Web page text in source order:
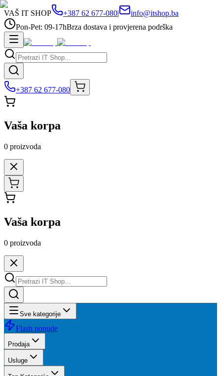
VAŠ IT SHOP +387 62 677-080|
info@itshop.ba
Pon-Pet: 09-17hBrza dostava i provjerena podrška
+387 62 677-080
Vaša korpa
0 proizvoda
Vaša korpa
0 proizvoda
Sve kategorije
Flash ponude
Prodaja
Usluge